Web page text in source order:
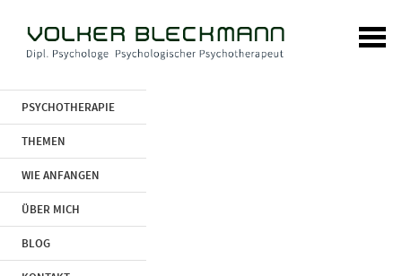
PSYCHOTHERAPIE
THEMEN
WIE ANFANGEN
ÜBER MICH
BLOG